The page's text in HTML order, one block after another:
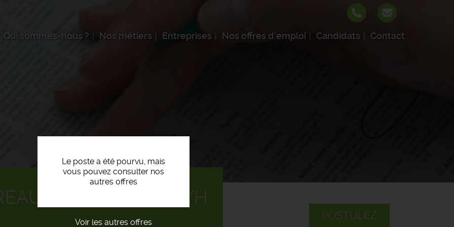
Qui sommes-nous ? Nos métiers Entreprises Nos offres d'emploi Candidats Contact
Le poste a été pourvu, mais
vous pouvez consulter nos
autres offres
Voir les autres offres
POSTULEZ
D'ÉTUDES CDI F/H